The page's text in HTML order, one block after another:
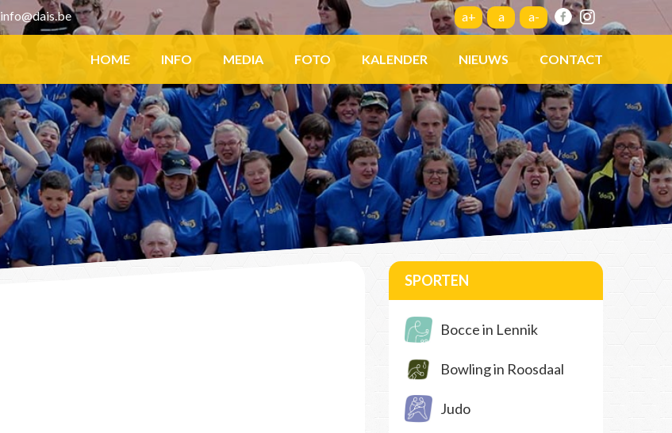
info@dais.be Facebook a+ a a-
HOME INFO MEDIA FOTO KALENDER NIEUWS CONTACT
SPORTEN
Bocce in Lennik
Bowling in Roosdaal
Judo